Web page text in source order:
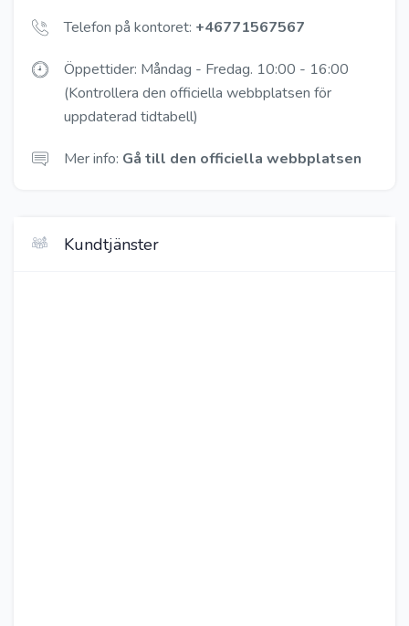
Telefon på kontoret: +46771567567
Öppettider: Måndag - Fredag. 10:00 - 16:00
(Kontrollera den officiella webbplatsen för
uppdaterad tidtabell)
Mer info: Gå till den officiella webbplatsen
Kundtjänster